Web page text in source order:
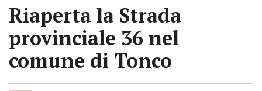
Riaperta la Strada
provinciale 36 nel
comune di Tonco